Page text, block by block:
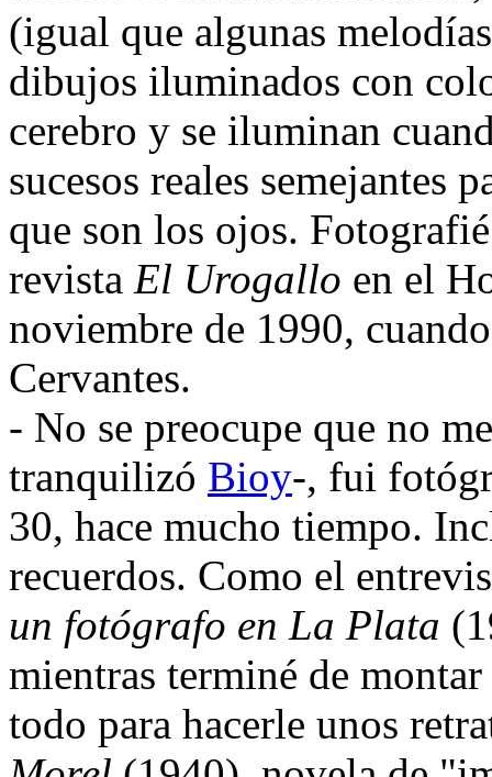
(igual que algunas
dibujos iluminados con
cerebro y se iluminan
sucesos reales semejantes
que son los ojos.
revista El Urogallo en el
noviembre de 1990,
Cervantes.
- No se preocupe que no
tranquilizó Bioy-, fui
30, hace mucho tiempo.
recuerdos. Como el
un fotógrafo en La Plata
mientras terminé de
todo para hacerle unos